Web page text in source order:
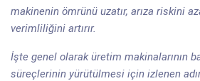
makinenin ömrünü uzatır, arıza riskini
verimliliğini artırır.
İşte genel olarak üretim makinalarının
süreçlerinin yürütülmesi için izlenen